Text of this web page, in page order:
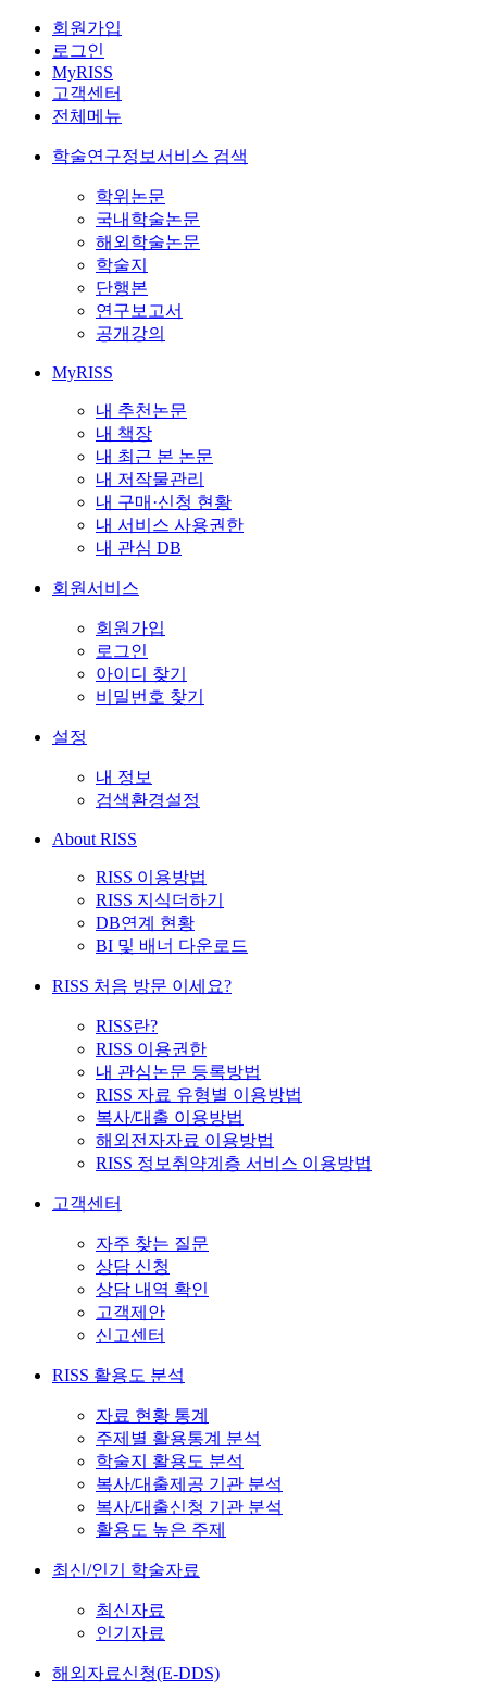
회원가입
로그인
MyRISS
고객센터
전체메뉴
학술연구정보서비스 검색
학위논문
국내학술논문
해외학술논문
학술지
단행본
연구보고서
공개강의
MyRISS
내 추천논문
내 책장
내 최근 본 논문
내 저작물관리
내 구매·신청 현황
내 서비스 사용권한
내 관심 DB
회원서비스
회원가입
로그인
아이디 찾기
비밀번호 찾기
설정
내 정보
검색환경설정
About RISS
RISS 이용방법
RISS 지식더하기
DB연계 현황
BI 및 배너 다운로드
RISS 처음 방문 이세요?
RISS란?
RISS 이용권한
내 관심논문 등록방법
RISS 자료 유형별 이용방법
복사/대출 이용방법
해외전자자료 이용방법
RISS 정보취약계층 서비스 이용방법
고객센터
자주 찾는 질문
상담 신청
상담 내역 확인
고객제안
신고센터
RISS 활용도 분석
자료 현황 통계
주제별 활용통계 분석
학술지 활용도 분석
복사/대출제공 기관 분석
복사/대출신청 기관 분석
활용도 높은 주제
최신/인기 학술자료
최신자료
인기자료
해외자료신청(E-DDS)